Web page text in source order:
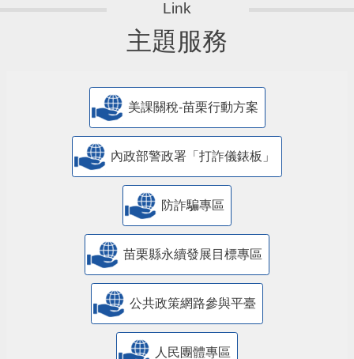
主題服務
美課關稅-苗栗行動方案
內政部警政署「打詐儀錶板」
防詐騙專區
苗栗縣永續發展目標專區
公共政策網路參與平臺
人民團體專區